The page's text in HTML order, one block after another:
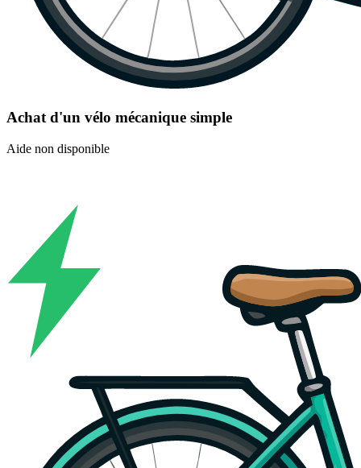
Achat d'un vélo mécanique simple
Aide non disponible